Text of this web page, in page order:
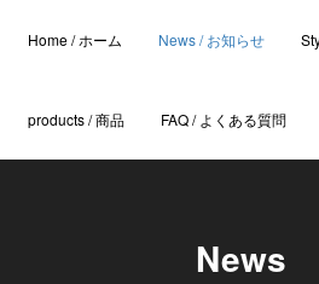
Home / ホーム News / お知らせ
products / 商品 FAQ / よくある質問
News